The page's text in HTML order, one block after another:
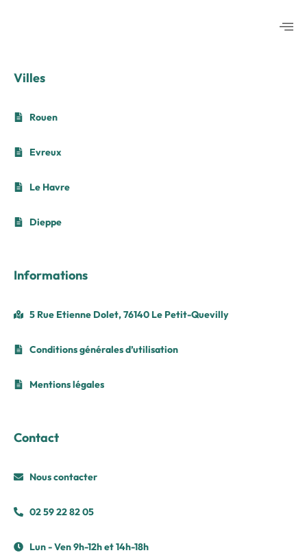
Villes
Rouen
Evreux
Le Havre
Dieppe
Informations
5 Rue Etienne Dolet, 76140 Le Petit-Quevilly
Conditions générales d’utilisation
Mentions légales
Contact
Nous contacter
02 59 22 82 05
Lun - Ven 9h-12h et 14h-18h